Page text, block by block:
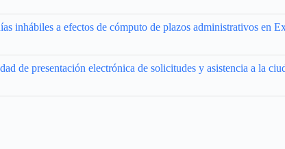
inhábiles a efectos de cómputo de plazos administrativos en
de presentación electrónica de solicitudes y asistencia a la